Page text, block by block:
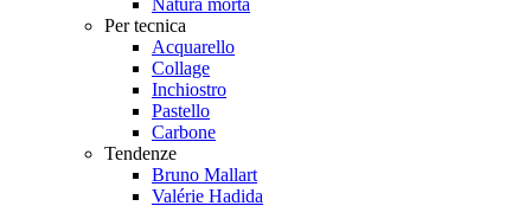
Per tecnica
Acquarello
Collage
Inchiostro
Pastello
Carbone
Tendenze
Bruno Mallart
Valérie Hadida